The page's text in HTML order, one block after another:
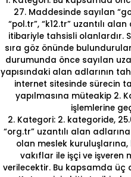
27. Maddesinde sayılan
“pol.tr”, “k12.tr” uzantılı
itibariyle tahsisli olanlardır.
sıra göz önünde
durumunda önce sayılan
yapısındaki alan adlarının
internet sitesinde sürecin
yapılmasına müteakip 2.
işlemlerine
2. Kategori: 2. kategoride,
“org.tr” uzantılı alan
olan meslek
vakıflar ile işçi ve işveren
verilecektir. Bu kapsamda üç